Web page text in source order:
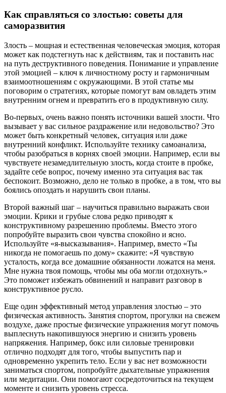
Как справляться со злостью: советы для
саморазвития
Злость – мощная и естественная человеческая эмоция, которая
может как подстегнуть нас к действиям, так и поставить нас
на путь деструктивного поведения. Понимание и управление
этой эмоцией – ключ к личностному росту и гармоничным
взаимоотношениям с окружающими. В этой статье мы
поговорим о стратегиях, которые помогут вам овладеть этим
внутренним огнем и превратить его в продуктивную силу.
Во-первых, очень важно понять источники вашей злости. Что
вызывает у вас сильное раздражение или недовольство? Это
может быть конкретный человек, ситуация или даже
внутренний конфликт. Используйте технику самоанализа,
чтобы разобраться в корнях своей эмоции. Например, если вы
чувствуете незамедлительную злость, когда стоите в пробке,
задайте себе вопрос, почему именно эта ситуация вас так
беспокоит. Возможно, дело не только в пробке, а в том, что вы
боялись опоздать и нарушить свои планы.
Второй важный шаг – научиться правильно выражать свои
эмоции. Крики и грубые слова редко приводят к
конструктивному разрешению проблемы. Вместо этого
попробуйте выразить свои чувства спокойно и ясно.
Используйте «я-высказывания». Например, вместо «Ты
никогда не помогаешь по дому» скажите: «Я чувствую
усталость, когда все домашние обязанности ложатся на меня.
Мне нужна твоя помощь, чтобы мы оба могли отдохнуть.»
Это поможет избежать обвинений и направит разговор в
конструктивное русло.
Еще один эффективный метод управления злостью – это
физическая активность. Занятия спортом, прогулки на свежем
воздухе, даже простые физические упражнения могут помочь
выплеснуть накопившуюся энергию и снизить уровень
напряжения. Например, бокс или силовые тренировки
отлично подходят для того, чтобы выпустить пар и
одновременно укрепить тело. Если у вас нет возможности
заниматься спортом, попробуйте дыхательные упражнения
или медитации. Они помогают сосредоточиться на текущем
моменте и снизить уровень стресса.